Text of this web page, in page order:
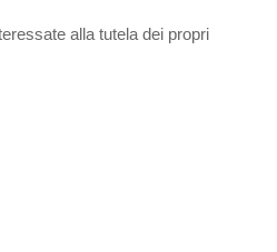
alla tutela dei propri